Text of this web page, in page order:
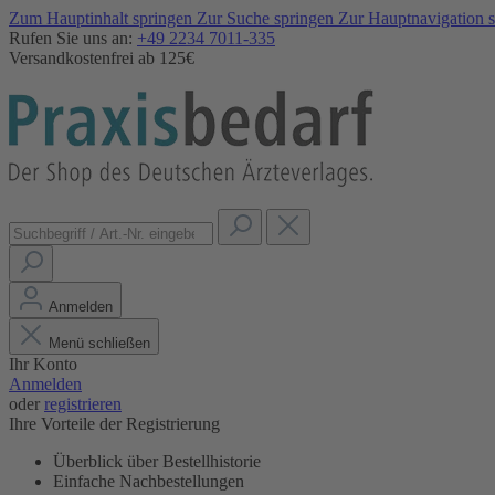
Zum Hauptinhalt springen Zur Suche springen Zur Hauptnavigation
Rufen Sie uns an: +49 2234 7011-335
Versandkostenfrei ab 125€
Anmelden
Menü schließen
Ihr Konto
Anmelden
oder registrieren
Ihre Vorteile der Registrierung
Überblick über Bestellhistorie
Einfache Nachbestellungen